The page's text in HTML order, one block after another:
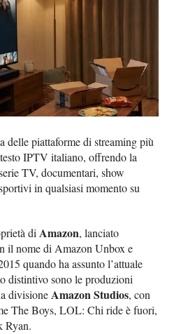
delle piattaforme di streaming più
IPTV italiano, offrendo la
TV, documentari, show
in qualsiasi momento su
diAmazon, lanciato
il nome di Amazon Unbox e
quando ha assunto l’attuale
distintivo sono le produzioni
divisioneAmazon Studios, con
The Boys, LOL: Chi ride è fuori,
Ryan.